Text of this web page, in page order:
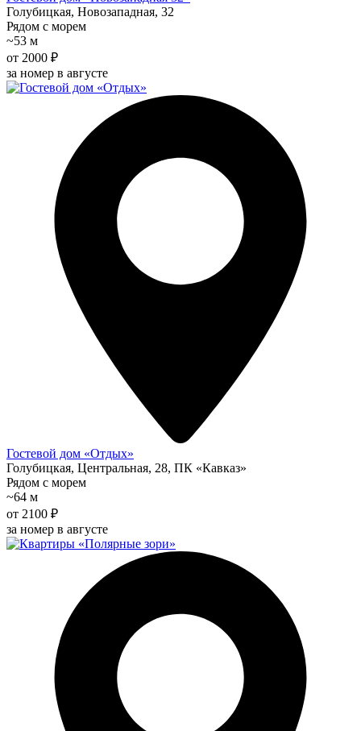
Голубицкая, Новозападная, 32
Рядом с морем
~53 м
от 2000 ₽
за номер в августе
Гостевой дом «Отдых»
Голубицкая, Центральная, 28, ПК «Кавказ»
Рядом с морем
~64 м
от 2100 ₽
за номер в августе